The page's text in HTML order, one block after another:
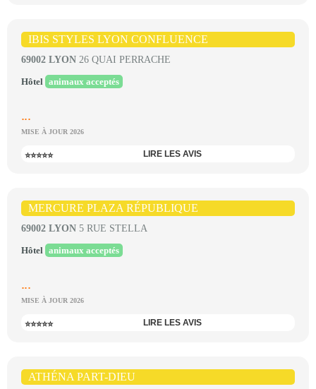
IBIS STYLES LYON CONFLUENCE
69002 LYON 26 QUAI PERRACHE
Hôtel animaux acceptés
...
MISE À JOUR 2026
⭐⭐⭐⭐⭐ LIRE LES AVIS
MERCURE PLAZA RÉPUBLIQUE
69002 LYON 5 RUE STELLA
Hôtel animaux acceptés
...
MISE À JOUR 2026
⭐⭐⭐⭐⭐ LIRE LES AVIS
ATHÉNA PART-DIEU